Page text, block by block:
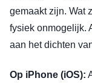
gemaakt zijn. Wat
fysiek onmogelijk.
aan het dichten
Op iPhone (iOS):